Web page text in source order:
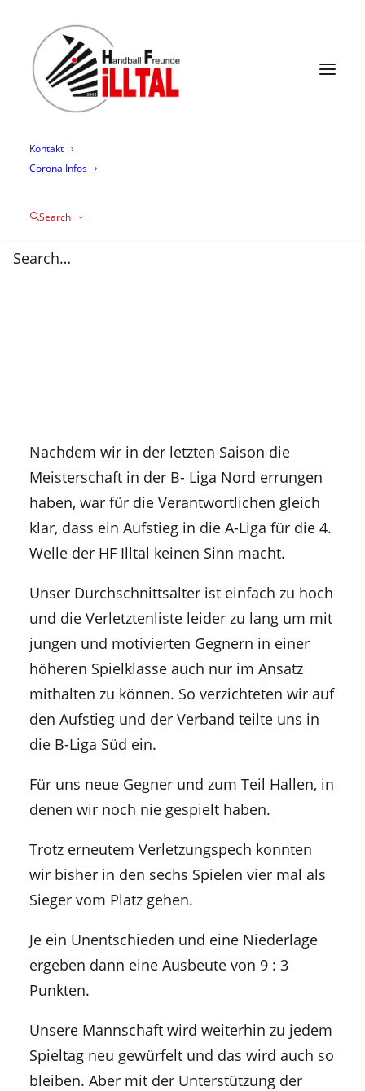
Termine
Mannschaften
Trainingszeiten
Mediathek
Über uns
Kontakt
Corona Infos
SearchHalbzeitbericht 4.
Nachdem wir in der letzten Saison die
Meisterschaft in der B- Liga Nord errungen
haben, war für die Verantwortlichen gleich
klar, dass ein Aufstieg in die A-Liga für die 4.
Welle der HF Illtal keinen Sinn macht.
Unser Durchschnittsalter ist einfach zu hoch
und die Verletztenliste leider zu lang um mit
jungen und motivierten Gegnern in einer
höheren Spielklasse auch nur im Ansatz
mithalten zu können. So verzichteten wir auf
den Aufstieg und der Verband teilte uns in
die B-Liga Süd ein.
Für uns neue Gegner und zum Teil Hallen, in
denen wir noch nie gespielt haben.
Trotz erneutem Verletzungspech konnten
wir bisher in den sechs Spielen vier mal als
Sieger vom Platz gehen.
Je ein Unentschieden und eine Niederlage
ergeben dann eine Ausbeute von 9 : 3
Punkten.
Unsere Mannschaft wird weiterhin zu jedem
Spieltag neu gewürfelt und das wird auch so
bleiben. Aber mit der Unterstützung der